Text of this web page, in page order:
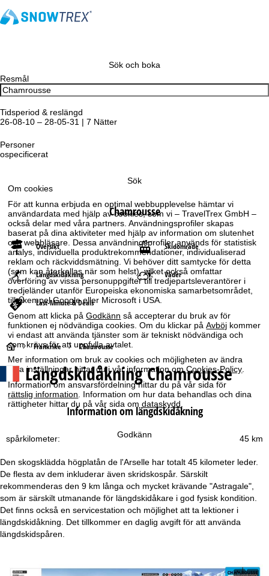
Om cookies
För att kunna erbjuda en optimal webbupplevelse hämtar vi
användardata med hjälp av cookies, som vi – TravelTrex GmbH –
också delar med våra partners. Användningsprofiler skapas
baserat på dina aktiviteter med hjälp av information om slutenhet
och webbläsare. Dessa användningsprofiler används för statistisk
analys, individuella produktrekommendationer, individualiserad
reklam och räckviddsmätning. Vi behöver ditt samtycke för detta
(som kan återkallas när som helst), vilket också omfattar
överföring av vissa personuppgifter till tredjepartsleverantörer i
tredjeländer utanför Europeiska ekonomiska samarbetsområdet,
till exempel Google eller Microsoft i USA.
Genom att klicka påGodkänn så accepterar du bruk av för
funktionen ej nödvändiga cookies. Om du klickar påAvböj kommer
vi endast att använda tjänster som är tekniskt nödvändiga och
som krävs för att uppfylla avtalet.
Mer information om bruk av cookies och möjligheten av ändra
dina inställningar hittar du i vår information omCookies-Policy
Information om ansvarsfördelning hittar du på vår sida för
rättslig information . Information om hur data behandlas och dina
rättigheter hittar du på vår sida omdataskydd
Godkänn
Sök och boka
Resmål
Tidsperiod & reslängd
26-08-10 – 28-05-31 | 7 Nätter
Personer
ospecificerat
Sök
Chamrousse
Översikt Skidområde
Längdskidåkning Väder
Last-Minute & Deals
S
t
a
t
i
d
Frankrike Chamrousse
Längdskidåkning Chamrousse
Information om längdskidåkning
45 km
spårkilometer:
Den skogsklädda högplatån de l'Arselle har totalt 45 kilometer leder.
De flesta av dem inkluderar även skridskospår. Särskilt
rekommenderas den 9 km långa och mycket krävande "Astragale",
som är särskilt utmanande för längdskidåkare i god fysisk kondition.
Det finns också en servicestation och möjlighet att ta lektioner i
längdskidåkning. Det tillkommer en daglig avgift för att använda
längdskidspåren.